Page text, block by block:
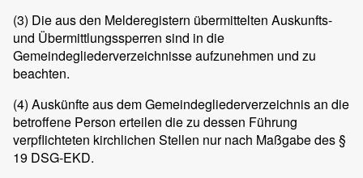
(3) Die aus den Melderegistern übermittelten Auskunfts-
und Übermittlungssperren sind in die
Gemeindegliederverzeichnisse aufzunehmen und zu
beachten.
(4) Auskünfte aus dem Gemeindegliederverzeichnis an die
betroffene Person erteilen die zu dessen Führung
verpflichteten kirchlichen Stellen nur nach Maßgabe des §
19 DSG-EKD.